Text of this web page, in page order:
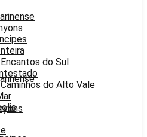
do Sul
do Alto Vale